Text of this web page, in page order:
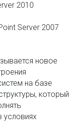
2010
Server 2007
новое
на базе
который
условиях